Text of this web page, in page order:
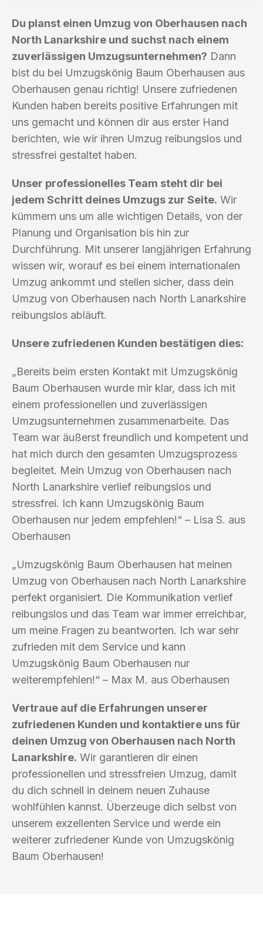
Du planst einen Umzug von Oberhausen nach
North Lanarkshire und suchst nach einem
zuverlässigen Umzugsunternehmen? Dann
bist du bei Umzugskönig Baum Oberhausen aus
Oberhausen genau richtig! Unsere zufriedenen
Kunden haben bereits positive Erfahrungen mit
uns gemacht und können dir aus erster Hand
berichten, wie wir ihren Umzug reibungslos und
stressfrei gestaltet haben.
Unser professionelles Team steht dir bei
jedem Schritt deines Umzugs zur Seite. Wir
kümmern uns um alle wichtigen Details, von der
Planung und Organisation bis hin zur
Durchführung. Mit unserer langjährigen Erfahrung
wissen wir, worauf es bei einem internationalen
Umzug ankommt und stellen sicher, dass dein
Umzug von Oberhausen nach North Lanarkshire
reibungslos abläuft.
Unsere zufriedenen Kunden bestätigen dies:
„Bereits beim ersten Kontakt mit Umzugskönig
Baum Oberhausen wurde mir klar, dass ich mit
einem professionellen und zuverlässigen
Umzugsunternehmen zusammenarbeite. Das
Team war äußerst freundlich und kompetent und
hat mich durch den gesamten Umzugsprozess
begleitet. Mein Umzug von Oberhausen nach
North Lanarkshire verlief reibungslos und
stressfrei. Ich kann Umzugskönig Baum
Oberhausen nur jedem empfehlen!“ – Lisa S. aus
Oberhausen
„Umzugskönig Baum Oberhausen hat meinen
Umzug von Oberhausen nach North Lanarkshire
perfekt organisiert. Die Kommunikation verlief
reibungslos und das Team war immer erreichbar,
um meine Fragen zu beantworten. Ich war sehr
zufrieden mit dem Service und kann
Umzugskönig Baum Oberhausen nur
weiterempfehlen!“ – Max M. aus Oberhausen
Vertraue auf die Erfahrungen unserer
zufriedenen Kunden und kontaktiere uns für
deinen Umzug von Oberhausen nach North
Lanarkshire. Wir garantieren dir einen
professionellen und stressfreien Umzug, damit
du dich schnell in deinem neuen Zuhause
wohlfühlen kannst. Überzeuge dich selbst von
unserem exzellenten Service und werde ein
weiterer zufriedener Kunde von Umzugskönig
Baum Oberhausen!